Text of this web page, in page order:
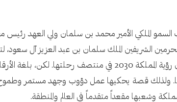
2016، أطلق صاحب السمو الملكي الأمير محمد بن سلمان ولي
بحساب الزمن والمواقيت والتاريخ، فإن رؤية
2030 قبل أوانها. ولذلك قصة يحكيها عمل دؤوب وجهد
وشعبها مقعداً متقدماً في العالم والمنطقة.